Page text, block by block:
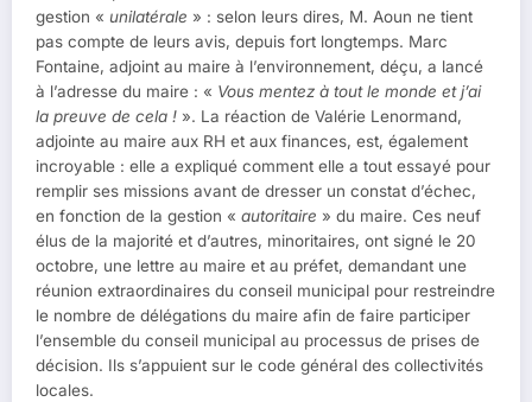
gestion « unilatérale » : selon leurs dires, M. Aoun ne tient
pas compte de leurs avis, depuis fort longtemps. Marc
Fontaine, adjoint au maire à l’environnement, déçu, a lancé
à l’adresse du maire : « Vous mentez à tout le monde et j’ai
la preuve de cela ! ». La réaction de Valérie Lenormand,
adjointe au maire aux RH et aux finances, est, également
incroyable : elle a expliqué comment elle a tout essayé pour
remplir ses missions avant de dresser un constat d’échec,
en fonction de la gestion « autoritaire » du maire. Ces neuf
élus de la majorité et d’autres, minoritaires, ont signé le 20
octobre, une lettre au maire et au préfet, demandant une
réunion extraordinaires du conseil municipal pour restreindre
le nombre de délégations du maire afin de faire participer
l’ensemble du conseil municipal au processus de prises de
décision. Ils s’appuient sur le code général des collectivités
locales.